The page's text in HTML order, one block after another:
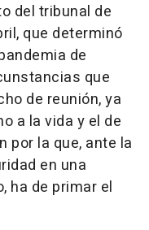
del tribunal de
que determinó
de
que
de reunión, ya
a la vida y el de
por la que, ante la
en una
ha de primar el